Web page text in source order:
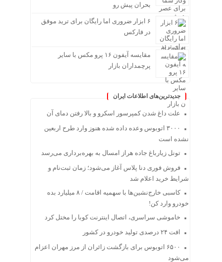
بحران پیش رو
۶ ابزار ضروری اما رایگان برای ترید موفق
در فارکس
مقایسه آیفون ۱۶ پرو مکس با سایر
پرچمداران بازار
جدیدترین‌های اطلاعات ایران
علت داغ شدن کمپرسور اسکرو و بالا رفتن دمای آن
۳۰۰۰ اتوبوس وعده داده شده هنوز وارد طرح اربعین
نشده است
تونل زیارباغ جاده هراز امسال به بهره‌برداری می‌رسد
فروش فوری دنا پلاس آغاز می‌شود؛ زمان ثبت‌نام و
شرایط خرید اعلام شد
کاسبی خارج‌نشین‌ها با سهمیه اقامت / ۸ میلیارد بده
خودرو وارد کن!
خاموشی سراسری، اتصال اینترنت کوبا را مختل کرد
افت ۲۴ درصدی تولید خودرو در کشور
۶۵۰۰ اتوبوس برای بازگشت زائران از مرز مهران اعزام
می‌شود